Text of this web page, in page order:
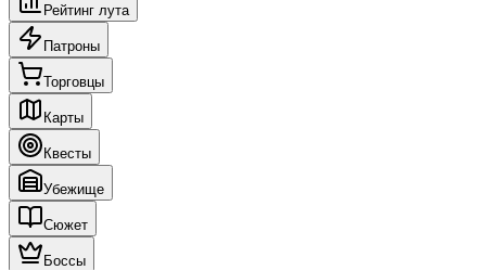
Рейтинг лута
Патроны
Торговцы
Карты
Квесты
Убежище
Сюжет
Боссы